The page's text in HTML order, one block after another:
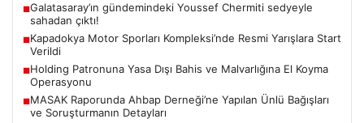
■Galatasaray’ın gündemindeki Youssef Chermiti sedyeyle
sahadan çıktı!
■Kapadokya Motor Sporları Kompleksi’nde Resmi Yarışlara Start
Verildi
■Holding Patronuna Yasa Dışı Bahis ve Malvarlığına El Koyma
Operasyonu
■MASAK Raporunda Ahbap Derneği’ne Yapılan Ünlü Bağışları
ve Soruşturmanın Detayları